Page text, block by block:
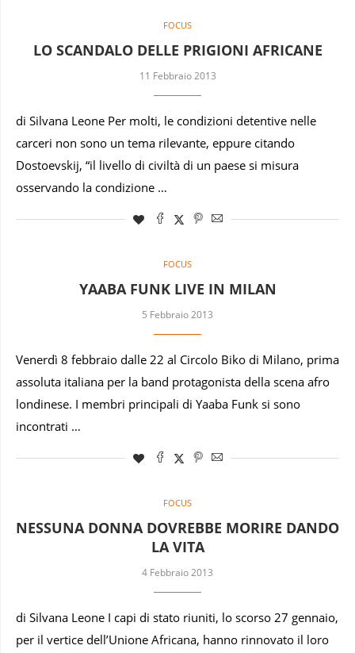
FOCUS
LO SCANDALO DELLE PRIGIONI AFRICANE
11 Febbraio 2013
di Silvana Leone Per molti, le condizioni detentive nelle
carceri non sono un tema rilevante, eppure citando
Dostoevskij, “il livello di civiltà di un paese si misura
osservando la condizione …
FOCUS
YAABA FUNK LIVE IN MILAN
5 Febbraio 2013
Venerdì 8 febbraio dalle 22 al Circolo Biko di Milano, prima
assoluta italiana per la band protagonista della scena afro
londinese. I membri principali di Yaaba Funk si sono
incontrati …
FOCUS
NESSUNA DONNA DOVREBBE MORIRE DANDO
LA VITA
4 Febbraio 2013
di Silvana Leone I capi di stato riuniti, lo scorso 27 gennaio,
per il vertice dell’Unione Africana, hanno rinnovato il loro